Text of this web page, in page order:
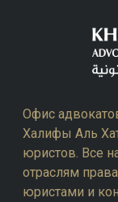
Офис
Халифы Аль
юристов. Все
отраслям
юристами и